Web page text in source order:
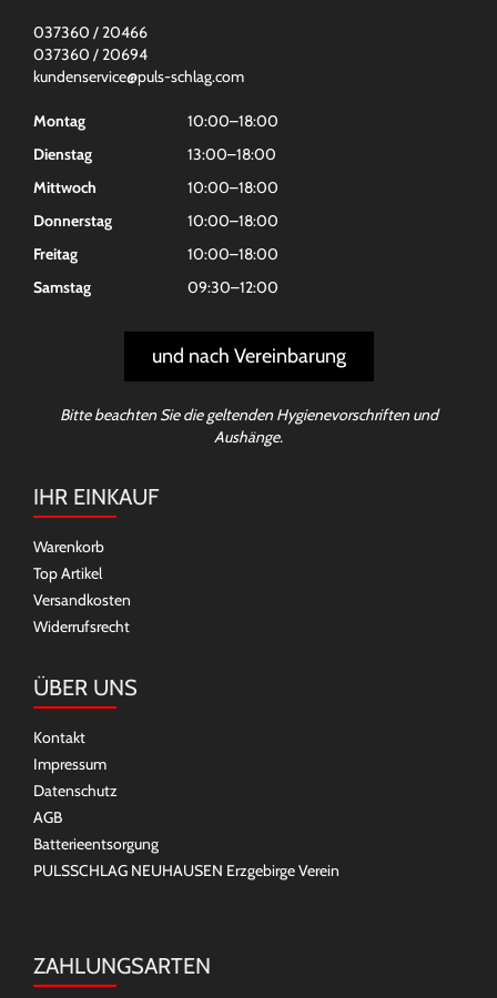
037360 / 20466
037360 / 20694
kundenservice@puls-schlag.com
Montag
10:00–18:00
Dienstag
13:00–18:00
Mittwoch
10:00–18:00
Donnerstag
10:00–18:00
Freitag
10:00–18:00
Samstag
09:30–12:00
und nach Vereinbarung
Bitte beachten Sie die geltenden Hygienevorschriften und
Aushänge.
IHR EINKAUF
Warenkorb
Top Artikel
Versandkosten
Widerrufsrecht
ÜBER UNS
Kontakt
Impressum
Datenschutz
AGB
Batterieentsorgung
PULSSCHLAG NEUHAUSEN Erzgebirge Verein
ZAHLUNGSARTEN